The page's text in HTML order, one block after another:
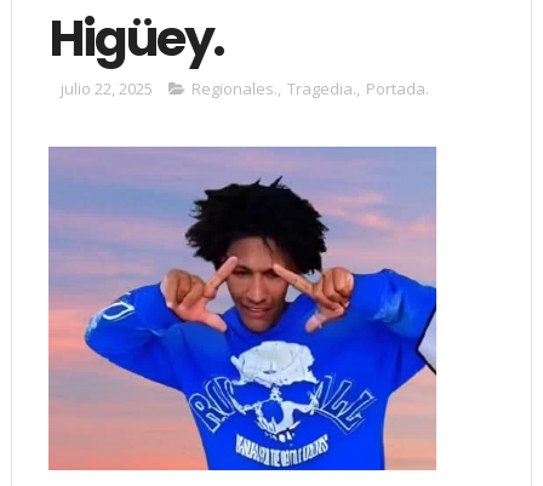
Higüey.
julio 22, 2025 Regionales., Tragedia., Portada.